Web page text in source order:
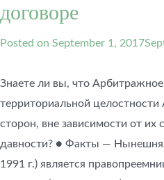
договоре
Posted on September 1, 2017
Знаете ли вы, что
территориальной
сторон, вне зависимости от их
давности? ● Факты —
1991 г.) является